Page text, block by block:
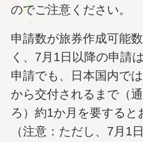
のでご注意ください。
申請数が旅券作成可能
く、7月1日以降の申請
申請でも、日本国内で
から交付されるまで（
ろ）約1か月を要すると
（注意：ただし、7月1